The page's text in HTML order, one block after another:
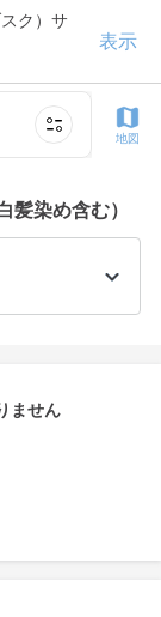
ク）サ
表示
地図
髪染め含む）
ません